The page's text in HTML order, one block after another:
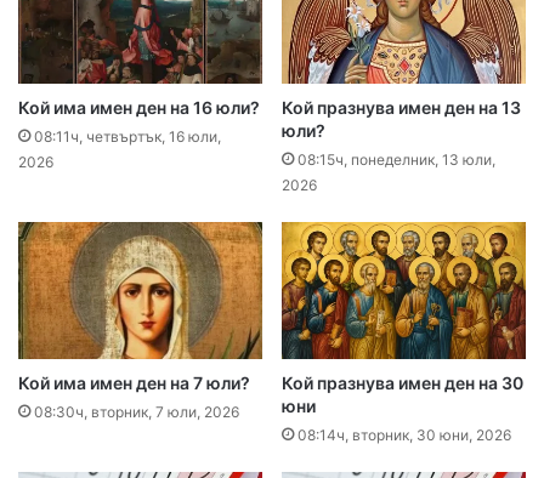
Кой има имен ден на 16 юли?
08:11ч, четвъртък, 16 юли,
2026
Кой празнува имен ден на 13
юли?
08:15ч, понеделник, 13 юли,
2026
Кой има имен ден на 7 юли?
08:30ч, вторник, 7 юли, 2026
Кой празнува имен ден на 30
юни
08:14ч, вторник, 30 юни, 2026